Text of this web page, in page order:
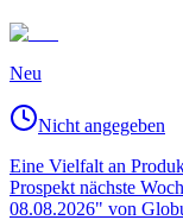
Neu
Nicht angegeben
Eine Vielfalt an
Prospekt nächste
08.08.2026" von